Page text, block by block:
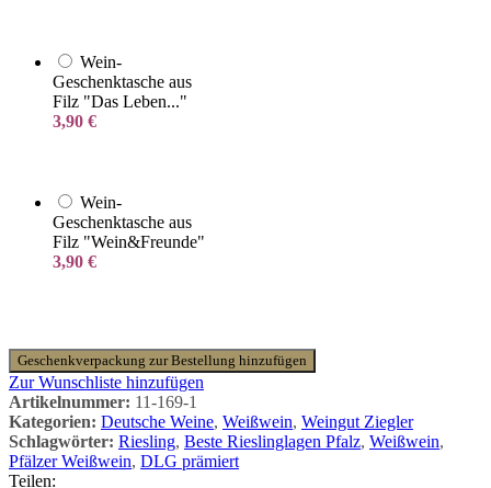
Wein-
Geschenktasche aus
Filz "Das Leben..."
3,90 €
Wein-
Geschenktasche aus
Filz "Wein&Freunde"
3,90 €
Geschenkverpackung zur Bestellung hinzufügen
Zur Wunschliste hinzufügen
Artikelnummer: 11-169-1
Kategorien: Deutsche Weine, Weißwein, Weingut Ziegler
Schlagwörter: Riesling, Beste Rieslinglagen Pfalz, Weißwein,
Pfälzer Weißwein, DLG prämiert
Teilen: